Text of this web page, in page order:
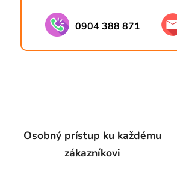
0904 388 871
Osobný prístup ku každému
zákazníkovi